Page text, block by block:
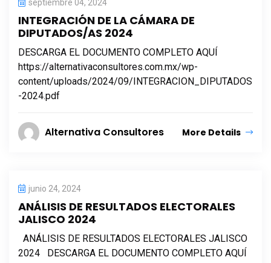
septiembre 04, 2024
INTEGRACIÓN DE LA CÁMARA DE
DIPUTADOS/AS 2024
DESCARGA EL DOCUMENTO COMPLETO AQUÍ
https://alternativaconsultores.com.mx/wp-
content/uploads/2024/09/INTEGRACION_DIPUTADOS
-2024.pdf
Alternativa Consultores More Details
junio 24, 2024
ANÁLISIS DE RESULTADOS ELECTORALES
JALISCO 2024
ANÁLISIS DE RESULTADOS ELECTORALES JALISCO
2024 DESCARGA EL DOCUMENTO COMPLETO AQUÍ